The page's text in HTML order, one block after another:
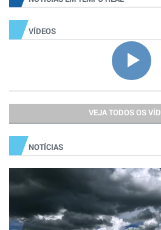
VÍDEOS
VEJA TODOS OS
NOTÍCIAS